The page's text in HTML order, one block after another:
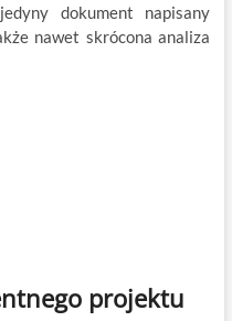
dokument napisany
nawet skrócona analiza
projektu